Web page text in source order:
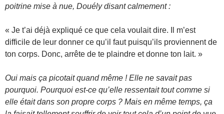
poitrine mise à nue, Douély disant calmement :
« Je t’ai déjà expliqué ce que cela voulait dire. Il m’est
difficile de leur donner ce qu’il faut puisqu’ils proviennent de
ton corps. Donc, arrête de te plaindre et donne ton lait. »
Oui mais ça picotait quand même ! Elle ne savait pas
pourquoi. Pourquoi est-ce qu’elle ressentait tout comme si
elle était dans son propre corps ? Mais en même temps, ça